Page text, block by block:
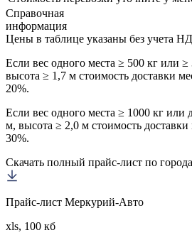
Справочная
информация
Цены в таблице указаны без учета
Если вес одного места ≥ 500 кг или
высота ≥ 1,7 м стоимость доставки
20%.
Если вес одного места ≥ 1000 кг
м, высота ≥ 2,0 м стоимость доставки
30%.
Скачать полный прайс-лист по
Прайс-лист Меркурий-Авто
xls, 100 кб